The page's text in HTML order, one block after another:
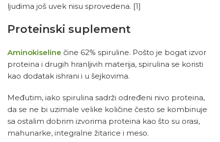
ljudima još uvek nisu sprovedena. [1]
Proteinski suplement
Aminokiseline čine 62% spiruline. Pošto je bogat izvor
proteina i drugih hranljivih materija, spirulina se koristi
kao dodatak ishrani i u šejkovima.
Međutim, iako spirulina sadrži određeni nivo proteina,
da se ne bi uzimale velike količine često se kombinuje
sa ostalim dobrim izvorima proteina kao što su orasi,
mahunarke, integralne žitarice i meso.